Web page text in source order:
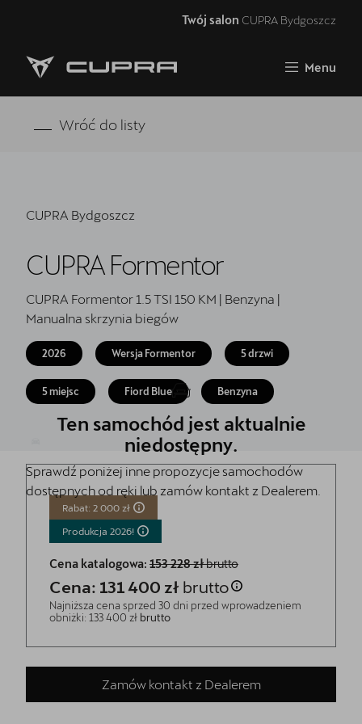
Twój salon CUPRA Bydgoszcz
Menu
Strona główna
Samochody dostępne od ręki
Jazda próbna CUPRĄ
CUPRA For Business
Akcesoria CUPRA
Finansowanie
5 lat gwarancji
Oryginalne części zamienne
Wróć do listy
CUPRA Bydgoszcz
CUPRA Formentor
CUPRA Formentor 1.5 TSI 150 KM | Benzyna |
Manualna skrzynia biegów
2026 Wersja Formentor 5 drzwi
5 miejsc Fiord Blue Benzyna
Ten samochód jest aktualnie
niedostępny.
Sprawdź poniżej inne propozycje samochodów
dostępnych od ręki lub zamów kontakt z Dealerem.
Rabat: 2 000 zł
Produkcja 2026!
Cena katalogowa: 153 228 złbrutto
Cena: 131 400 zł brutto
Najniższa cena sprzed 30 dni przed wprowadzeniem
obniżki: 133 400 zł brutto
Zamów kontakt z Dealerem